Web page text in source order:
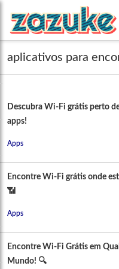
aplicativos para
Descubra Wi-Fi grátis perto
apps!
Apps
Encontre Wi-Fi grátis onde
📶
Apps
Encontre Wi-Fi Grátis em
Mundo! 🔍